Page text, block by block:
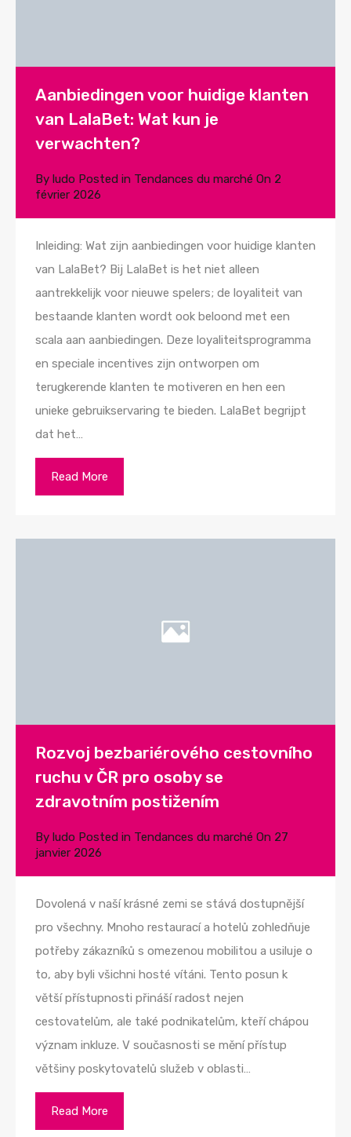
Aanbiedingen voor huidige klanten
van LalaBet: Wat kun je
verwachten?
By ludo Posted in Tendances du marché On 2
février 2026
Inleiding: Wat zijn aanbiedingen voor huidige klanten
van LalaBet? Bij LalaBet is het niet alleen
aantrekkelijk voor nieuwe spelers; de loyaliteit van
bestaande klanten wordt ook beloond met een
scala aan aanbiedingen. Deze loyaliteitsprogramma
en speciale incentives zijn ontworpen om
terugkerende klanten te motiveren en hen een
unieke gebruikservaring te bieden. LalaBet begrijpt
dat het…
Read More
Rozvoj bezbariérového cestovního
ruchu v ČR pro osoby se
zdravotním postižením
By ludo Posted in Tendances du marché On 27
janvier 2026
Dovolená v naší krásné zemi se stává dostupnější
pro všechny. Mnoho restaurací a hotelů zohledňuje
potřeby zákazníků s omezenou mobilitou a usiluje o
to, aby byli všichni hosté vítáni. Tento posun k
větší přístupnosti přináší radost nejen
cestovatelům, ale také podnikatelům, kteří chápou
význam inkluze. V současnosti se mění přístup
většiny poskytovatelů služeb v oblasti…
Read More